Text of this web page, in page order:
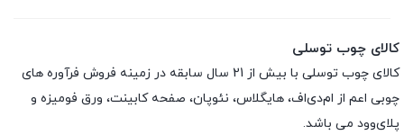
کالای چوب توسلی
کالای چوب توسلی با بیش از 21 سال سابقه در زمینه فروش فرآوره های
چوبی اعم از ام‌دی‌اف، هایگلاس، نئوپان، صفحه کابینت، ورق فومیزه و
پلای‌وود می باشد.